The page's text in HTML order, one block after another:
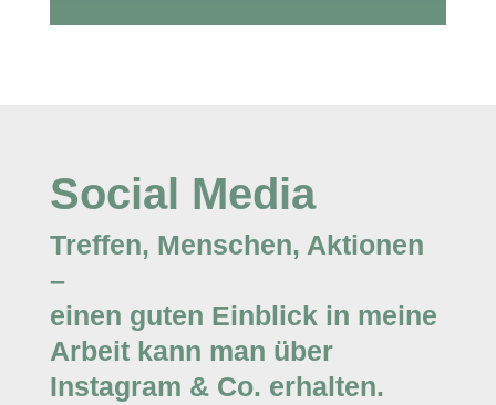
Social Media
Treffen, Menschen, Aktionen
–
einen guten Einblick in meine
Arbeit kann man über
Instagram & Co. erhalten.